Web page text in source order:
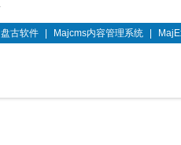
盘古软件 Majcms内容管理系统